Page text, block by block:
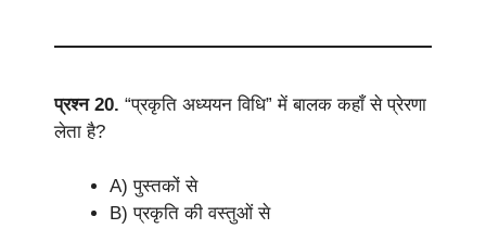
प्रश्न 20. “प्रकृति अध्ययन विधि” में बालक कहाँ से प्रेरणा
लेता है?
A) पुस्तकों से
B) प्रकृति की वस्तुओं से